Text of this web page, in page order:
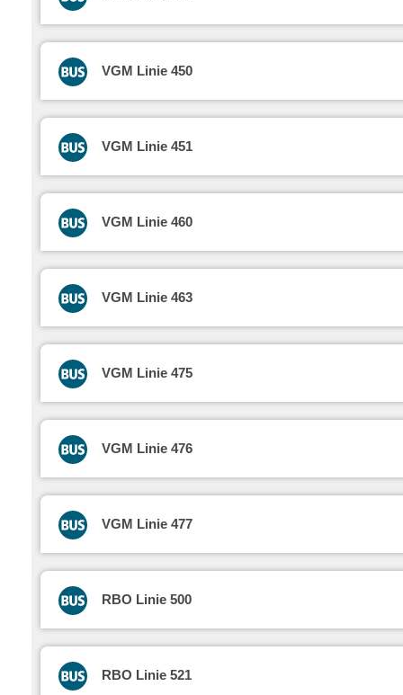
VGM Linie 450
VGM Linie 451
VGM Linie 460
VGM Linie 463
VGM Linie 475
VGM Linie 476
VGM Linie 477
RBO Linie 500
RBO Linie 521